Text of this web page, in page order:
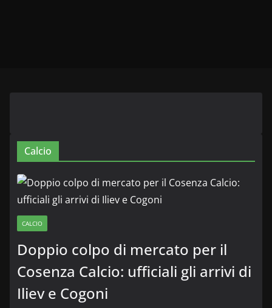
Calcio
CALCIO
Doppio colpo di mercato per il
Cosenza Calcio: ufficiali gli arrivi di
Iliev e Cogoni